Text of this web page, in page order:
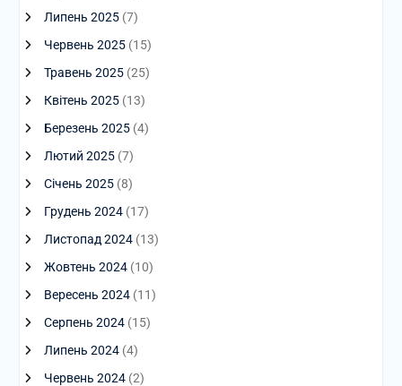
Липень 2025(7)
Червень 2025(15)
Травень 2025(25)
Квітень 2025(13)
Березень 2025(4)
Лютий 2025(7)
Січень 2025(8)
Грудень 2024(17)
Листопад 2024(13)
Жовтень 2024(10)
Вересень 2024(11)
Серпень 2024(15)
Липень 2024(4)
Червень 2024(2)